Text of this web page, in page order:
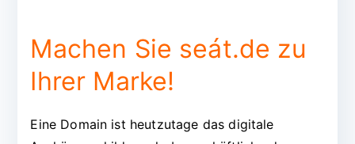
Machen Sie seát.de zu
Ihrer Marke!
Eine Domain ist heutzutage das digitale